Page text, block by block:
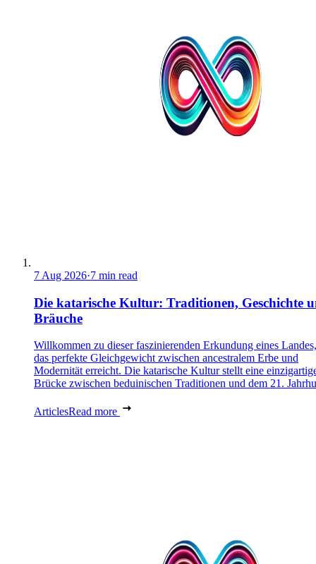
7 Aug 2026·7 min read
Die katarische Kultur: Traditionen, Geschichte
Bräuche
Willkommen zu dieser faszinierenden Erkundung eines
das perfekte Gleichgewicht zwischen ancestralem Erbe und
Modernität erreicht. Die katarische Kultur stellt eine
Brücke zwischen beduinischen Traditionen und dem 21.
ArticlesRead more